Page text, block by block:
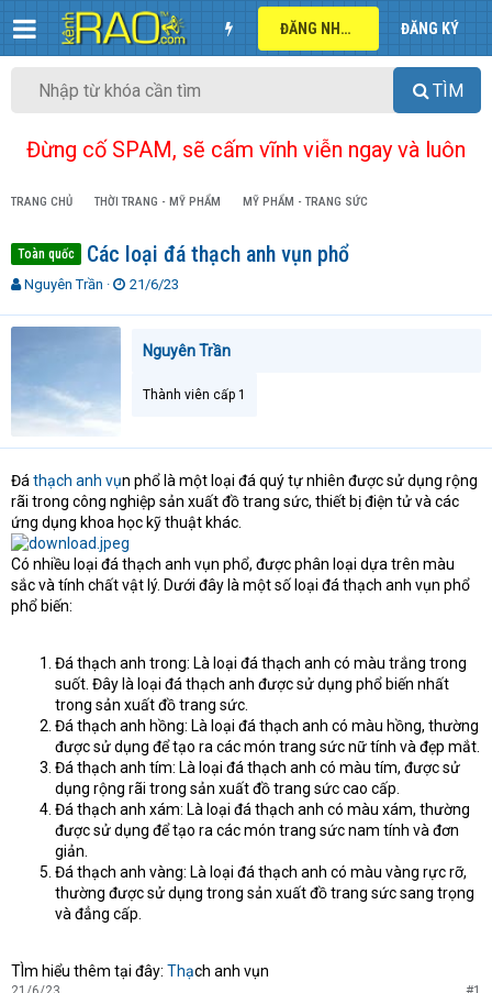
ĐĂNG NHẬP ĐĂNG KÝ
TÌM
Đừng cố SPAM, sẽ cấm vĩnh viễn ngay và luôn
TRANG CHỦ THỜI TRANG - MỸ PHẨM MỸ PHẨM - TRANG SỨC
Toàn quốc Các loại đá thạch anh vụn phổ
T
r
t
e
r
Nguyên Trần
N
21/6/23
Nguyên Trần
Thành viên cấp 1
Đáthạch anh vụn phổ là một loại đá quý tự nhiên được sử dụng rộng
rãi trong công nghiệp sản xuất đồ trang sức, thiết bị điện tử và các
ứng dụng khoa học kỹ thuật khác.
Có nhiều loại đá thạch anh vụn phổ, được phân loại dựa trên màu
sắc và tính chất vật lý. Dưới đây là một số loại đá thạch anh vụn phổ
phổ biến:
Đá thạch anh trong: Là loại đá thạch anh có màu trắng trong
suốt. Đây là loại đá thạch anh được sử dụng phổ biến nhất
trong sản xuất đồ trang sức.
Đá thạch anh hồng: Là loại đá thạch anh có màu hồng, thường
được sử dụng để tạo ra các món trang sức nữ tính và đẹp mắt.
Đá thạch anh tím: Là loại đá thạch anh có màu tím, được sử
dụng rộng rãi trong sản xuất đồ trang sức cao cấp.
Đá thạch anh xám: Là loại đá thạch anh có màu xám, thường
được sử dụng để tạo ra các món trang sức nam tính và đơn
giản.
Đá thạch anh vàng: Là loại đá thạch anh có màu vàng rực rỡ,
thường được sử dụng trong sản xuất đồ trang sức sang trọng
và đẳng cấp.
TÌm hiểu thêm tại đây: Thạch anh vụn